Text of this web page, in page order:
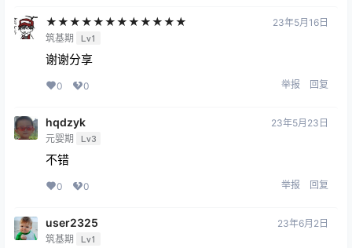
★★★★★★★★★★★★
筑基期 Lv1
23年5月16日
谢谢分享
0 0 举报 回复
hqdzyk
元婴期 Lv3
23年5月23日
不错
0 0 举报 回复
user2325
筑基期 Lv1
23年6月2日